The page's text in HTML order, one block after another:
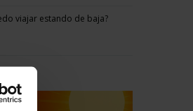
viajar estando de baja?